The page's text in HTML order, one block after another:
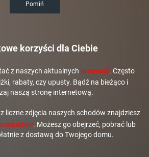
Pomiń
korzyści dla Ciebie
z naszych aktualnych promocji. Często
rabaty, czy upusty. Bądź na bieżąco i
naszą stronę internetową.
liczne zdjęcia naszych schodów znajdziesz
. Możesz go obejrzeć, pobrać lub
z dostawą do Twojego domu.